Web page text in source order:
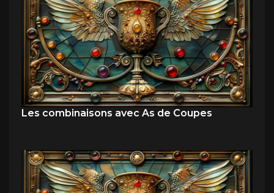
Les combinaisons avec As de Coupes